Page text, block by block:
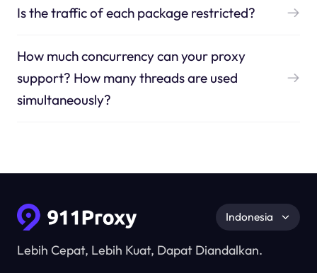
Is the traffic of each package restricted?
How much concurrency can your proxy
support? How many threads are used
simultaneously?
Lebih Cepat, Lebih Kuat, Dapat Diandalkan.
Indonesia